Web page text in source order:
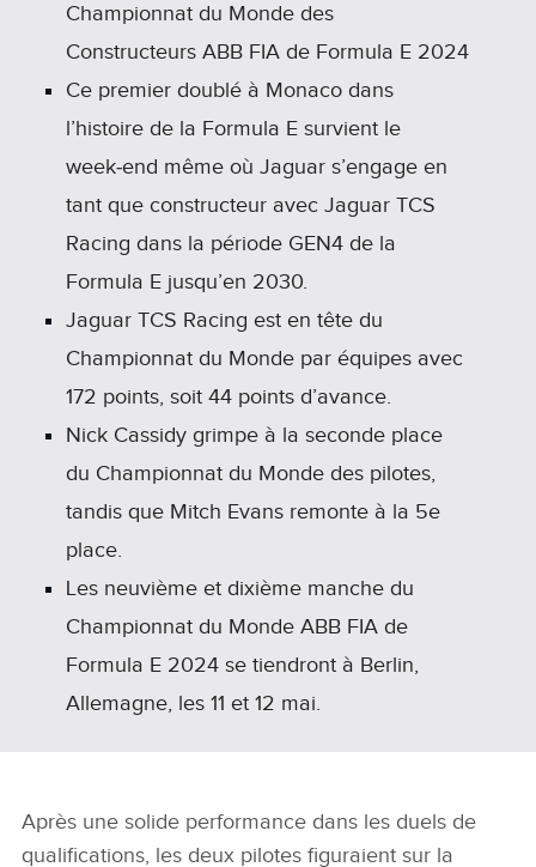
Championnat du Monde des
Constructeurs ABB FIA de Formula E 2024
Ce premier doublé à Monaco dans
l’histoire de la Formula E survient le
week‑end même où Jaguar s’engage en
tant que constructeur avec Jaguar TCS
Racing dans la période GEN4 de la
Formula E jusqu’en 2030.
Jaguar TCS Racing est en tête du
Championnat du Monde par équipes avec
172 points, soit 44 points d’avance.
Nick Cassidy grimpe à la seconde place
du Championnat du Monde des pilotes,
tandis que Mitch Evans remonte à la 5e
place.
Les neuvième et dixième manche du
Championnat du Monde ABB FIA de
Formula E 2024 se tiendront à Berlin,
Allemagne, les 11 et 12 mai.
Après une solide performance dans les duels de
qualifications, les deux pilotes figuraient sur la